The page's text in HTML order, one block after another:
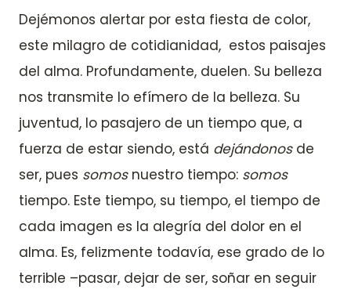
Dejémonos alertar por esta fiesta de color,
este milagro de cotidianidad, estos paisajes
del alma. Profundamente, duelen. Su belleza
nos transmite lo efímero de la belleza. Su
juventud, lo pasajero de un tiempo que, a
fuerza de estar siendo, está dejándonosde
ser, pues somosnuestro tiempo: somos
tiempo. Este tiempo, su tiempo, el tiempo de
cada imagen es la alegría del dolor en el
alma. Es, felizmente todavía, ese grado de lo
terrible –pasar, dejar de ser, soñar en seguir